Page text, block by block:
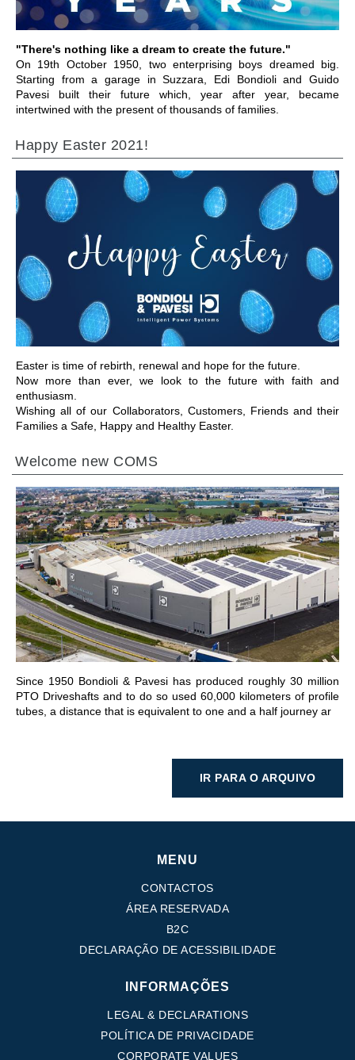
"There's nothing like a dream to create the future."
On 19th October 1950, two enterprising boys dreamed big.
Starting from a garage in Suzzara, Edi Bondioli and Guido
Pavesi built their future which, year after year, became
intertwined with the present of thousands of families.
Happy Easter 2021!
Easter is time of rebirth, renewal and hope for the future.
Now more than ever, we look to the future with faith and
enthusiasm.
Wishing all of our Collaborators, Customers, Friends and their
Families a Safe, Happy and Healthy Easter.
IR PARA A SECÇÃO
Welcome new COMS
Since 1950 Bondioli & Pavesi has produced roughly 30 million
PTO Driveshafts and to do so used 60,000 kilometers of profile
tubes, a distance that is equivalent to one and a half journey ar
IR PARA A SECÇÃO
IR PARA O ARQUIVO
MENU
CONTACTOS
ÁREA RESERVADA
B2C
DECLARAÇÃO DE ACESSIBILIDADE
INFORMAÇÕES
LEGAL & DECLARATIONS
POLÍTICA DE PRIVACIDADE
CORPORATE VALUES